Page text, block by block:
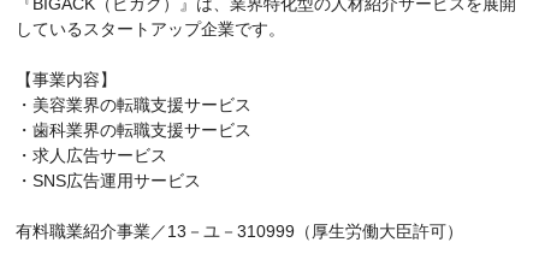
しているスタートアップ企業です。
【事業内容】
・美容業界の転職支援サービス
・歯科業界の転職支援サービス
・求人広告サービス
・SNS広告運用サービス
有料職業紹介事業／13－ユ－310999（厚生労働大臣許可）